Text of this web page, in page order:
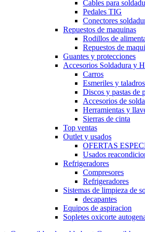
Cables para
Pedales TIG
Conectores
Repuestos de maquinas
Rodillos de
Repuestos de
Guantes y protecciones
Accesorios Soldadura y
Carros
Esmeriles y taladros
Discos y pastas de
Accesorios de
Herramientas y
Sierras de cinta
Top ventas
Outlet y usados
OFERTAS
Usados
Refrigeradores
Compresores
Refrigeradores
Sistemas de limpieza de
decapantes
Equipos de aspiracion
Sopletes oxicorte